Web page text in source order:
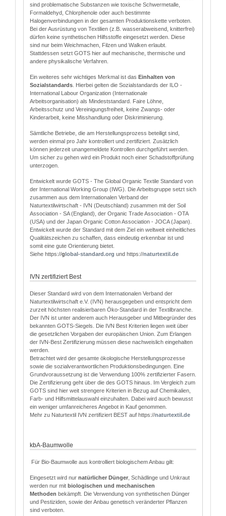
sind problematische Substanzen wie toxische Schwermetalle,
Formaldehyd, Chlorphenole oder auch bestimmte
Halogenverbindungen in der gesamten Produktionskette verboten.
Bei der Ausrüstung von Textilien (z.B. wasserabweisend, knitterfrei)
dürfen keine synthetischen Hilfsstoffe eingesetzt werden. Diese
sind nur beim Weichmachen, Filzen und Walken erlaubt.
Stattdessen setzt GOTS hier auf mechanische, thermische und
andere physikalische Verfahren.
Ein weiteres sehr wichtiges Merkmal ist das Einhalten von
Sozialstandards . Hierbei gelten die Sozialstandards der ILO -
International Labour Organization (Internationale
Arbeitsorganisation) als Mindeststandard. Faire Löhne,
Arbeitsschutz und Vereinigungsfreiheit, keine Zwangs- oder
Kinderarbeit, keine Misshandlung oder Diskriminierung.
Sämtliche Betriebe, die am Herstellungsprozess beteiligt sind,
werden einmal pro Jahr kontrolliert und zertifiziert. Zusätzlich
können jederzeit unangemeldete Kontrollen durchgeführt werden.
Um sicher zu gehen wird ein Produkt noch einer Schadstoffprüfung
unterzogen.
Entwickelt wurde GOTS - The Global Organic Textile Standard von
der International Working Group (IWG). Die Arbeitsgruppe setzt sich
zusammen aus dem Internationalen Verband der
Naturtextilwirtschaft - IVN (Deutschland) zusammen mit der Soil
Association - SA (England), der Organic Trade Association - OTA
(USA) und der Japan Organic Cotton Association - JOCA (Japan).
Entwickelt wurde der Standard mit dem Ziel ein weltweit einheitliches
Qualitätszeichen zu schaffen, dass eindeutig erkennbar ist und
somit eine gute Orientierung bietet.
Siehe https://global-standard.org und https://naturtextil.de
IVN zertifiziert Best
Dieser Standard wird von dem Internationalen Verband der
Naturtextilwirtschaft e.V. (IVN) herausgegeben und entspricht dem
zurzeit höchsten realisierbaren Öko-Standard in der Textilbranche.
Der IVN ist unter anderem auch Herausgeber und Mitbegründer des
bekannten GOTS-Siegels. Die IVN Best Kriterien liegen weit über
die gesetzlichen Vorgaben der europäischen Union. Zum Erlangen
der IVN-Best Zertifizierung müssen diese nachweislich eingehalten
werden.
Betrachtet wird der gesamte ökologische Herstellungsprozesse
sowie die sozialverantwortlichen Produktionsbedingungen. Eine
Grundvoraussetzung ist die Verwendung 100% zertifizierter Fasern.
Die Zertifizierung geht über die des GOTS hinaus. Im Vergleich zum
GOTS sind hier weit strengere Kriterien in Bezug auf Chemikalien,
Farb- und Hilfsmittelauswahl einzuhalten. Dabei wird auch bewusst
ein weniger umfanreicheres Angebot in Kauf genommen.
Mehr zu Naturtextil IVN zertifiziert BEST auf https://naturtextil.de
kbA-Baumwolle
Für Bio-Baumwolle aus kontrolliert biologischem Anbau gilt:
Eingesetzt wird nur natürlicher Dünger , Schädlinge und Unkraut
werden nur mit biologischen und mechanischen
Methoden bekämpft. Die Verwendung von synthetischen Dünger
und Pestiziden, sowie der Anbau genetisch veränderter Pflanzen
sind verboten.